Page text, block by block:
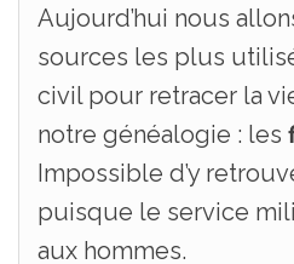
Aujourd’hui nous
sources les plus
civil pour retracer la
notre généalogie : les
Impossible d’y
puisque le service
aux hommes.